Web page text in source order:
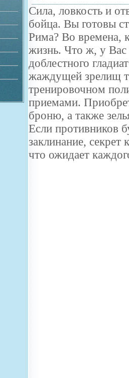
Сила, ловкость и
бойца. Вы готовы
Рима? Во времена,
жизнь. Что ж, у Вас
доблестного
жаждущей зрелищ
тренировочном
приемами.
броню, а также
Если противников
заклинание, секрет
что ожидает